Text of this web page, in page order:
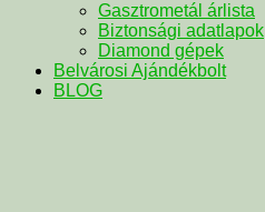
Gasztrometál árlista
Biztonsági adatlapok
Diamond gépek
Belvárosi Ajándékbolt
BLOG